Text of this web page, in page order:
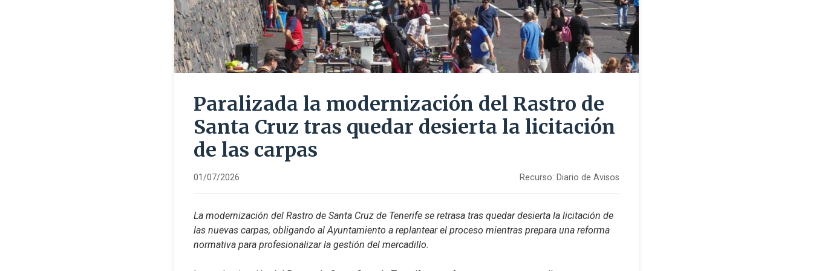
Paralizada la modernización del Rastro de
Santa Cruz tras quedar desierta la licitación
de las carpas
01/07/2026 Recurso: Diario de Avisos
La modernización del Rastro de Santa Cruz de Tenerife se retrasa tras quedar desierta la licitación de
las nuevas carpas, obligando al Ayuntamiento a replantear el proceso mientras prepara una reforma
normativa para profesionalizar la gestión del mercadillo.